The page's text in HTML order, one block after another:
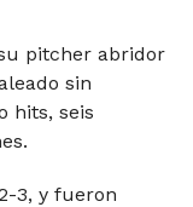
pitcher abridor
sin
hits, seis
3, y fueron